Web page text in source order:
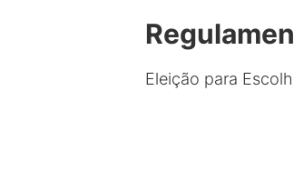
Eleição para